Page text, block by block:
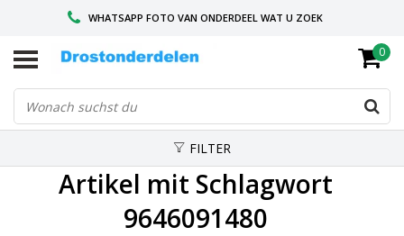
WHATSAPP FOTO VAN ONDERDEEL WAT U ZOEK
VOOR 16.00 BESTELD, VANDAAG VERZONDEN
GESPECIALISEERD PEUGEOT
0
FILTER
Artikel mit Schlagwort
9646091480